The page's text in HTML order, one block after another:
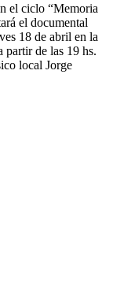
el ciclo “Memoria
el documental
18 de abril en la
partir de las 19 hs.
local Jorge